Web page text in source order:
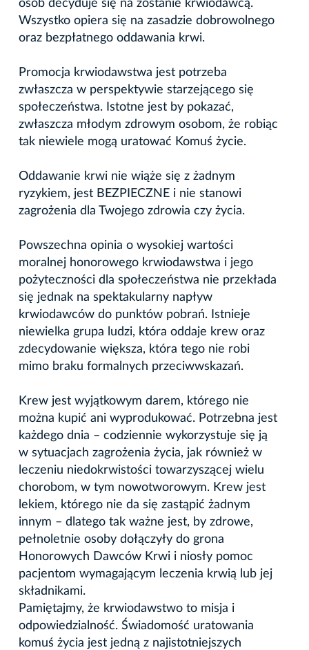
osób decyduje się na zostanie krwiodawcą.
Wszystko opiera się na zasadzie dobrowolnego
oraz bezpłatnego oddawania krwi.
Promocja krwiodawstwa jest potrzeba
zwłaszcza w perspektywie starzejącego się
społeczeństwa. Istotne jest by pokazać,
zwłaszcza młodym zdrowym osobom, że robiąc
tak niewiele mogą uratować Komuś życie.
Oddawanie krwi nie wiąże się z żadnym
ryzykiem, jest BEZPIECZNE i nie stanowi
zagrożenia dla Twojego zdrowia czy życia.
Powszechna opinia o wysokiej wartości
moralnej honorowego krwiodawstwa i jego
pożyteczności dla społeczeństwa nie przekłada
się jednak na spektakularny napływ
krwiodawców do punktów pobrań. Istnieje
niewielka grupa ludzi, która oddaje krew oraz
zdecydowanie większa, która tego nie robi
mimo braku formalnych przeciwwskazań.
Krew jest wyjątkowym darem, którego nie
można kupić ani wyprodukować. Potrzebna jest
każdego dnia – codziennie wykorzystuje się ją
w sytuacjach zagrożenia życia, jak również w
leczeniu niedokrwistości towarzyszącej wielu
chorobom, w tym nowotworowym. Krew jest
lekiem, którego nie da się zastąpić żadnym
innym – dlatego tak ważne jest, by zdrowe,
pełnoletnie osoby dołączyły do grona
Honorowych Dawców Krwi i niosły pomoc
pacjentom wymagającym leczenia krwią lub jej
składnikami.
Pamiętajmy, że krwiodawstwo to misja i
odpowiedzialność. Świadomość uratowania
komuś życia jest jedną z najistotniejszych